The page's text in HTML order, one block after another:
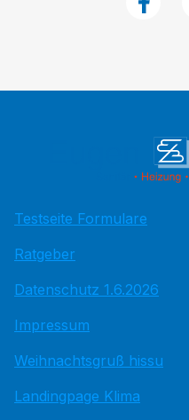
Testseite Formulare
Ratgeber
Datenschutz 1.6.2026
Impressum
Weihnachtsgruß hissu
Landingpage Klima